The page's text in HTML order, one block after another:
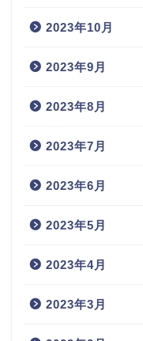
2023年10月
2023年9月
2023年8月
2023年7月
2023年6月
2023年5月
2023年4月
2023年3月